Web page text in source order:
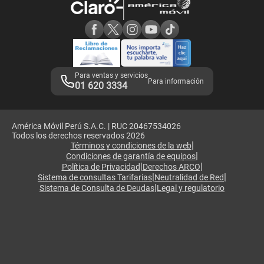
Adquirientes iPhone 6, 6S y SE
Mensaje de Seguridad
Términos y Condiciones de Tienda Claro
Libro de Reclamaciones
Legales de marketplace
Para ventas y servicios
01 620 3334 Para información
América Móvil Perú S.A.C. | RUC 20467534026
Todos los derechos reservados 2026
Términos y condiciones de la web|
Condiciones de garantía de equipos|
Política de Privacidad|Derechos ARCO|
Sistema de consultas Tarifarias|Neutralidad de Red|
Sistema de Consulta de Deudas|Legal y regulatorio